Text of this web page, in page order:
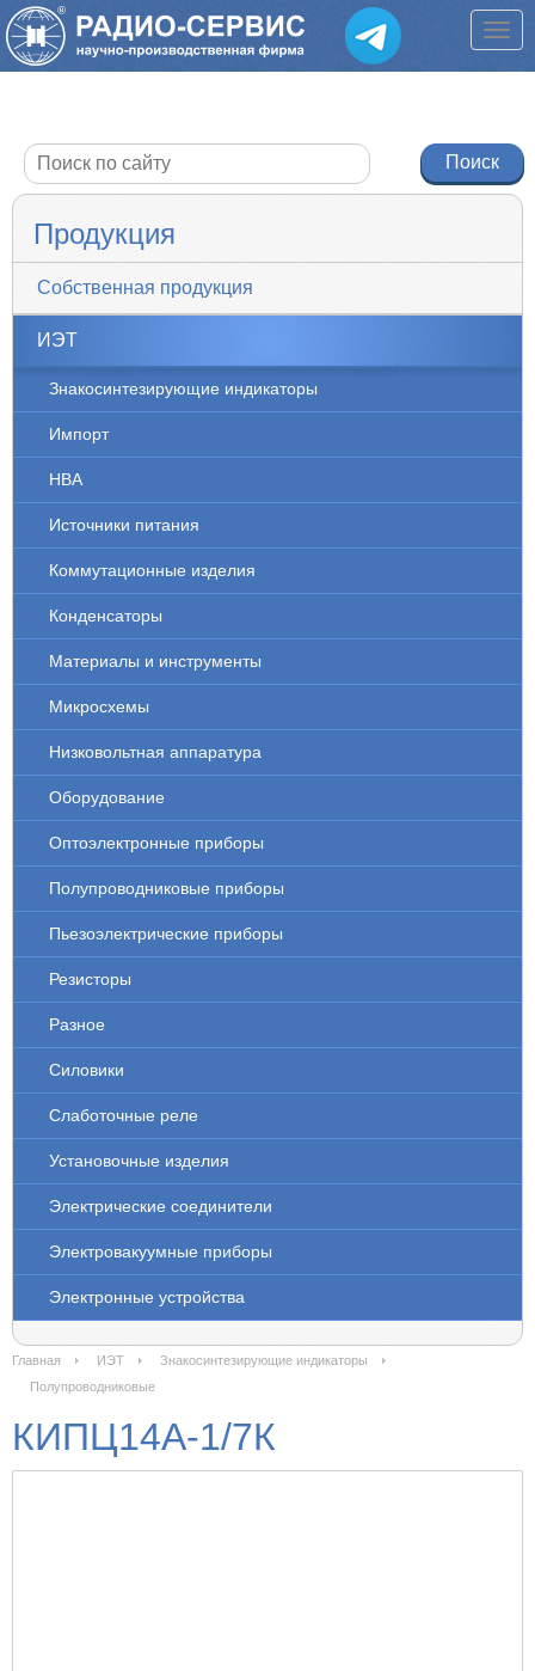
Продукция
Собственная продукция
ИЭТ
Знакосинтезирующие индикаторы
Импорт
НВА
Источники питания
Коммутационные изделия
Конденсаторы
Материалы и инструменты
Микросхемы
Низковольтная аппаратура
Оборудование
Оптоэлектронные приборы
Полупроводниковые приборы
Пьезоэлектрические приборы
Резисторы
Разное
Силовики
Слаботочные реле
Установочные изделия
Электрические соединители
Электровакуумные приборы
Электронные устройства
Главная ИЭТ
Знакосинтезирующие индикаторы
Полупроводниковые
КИПЦ14А-1/7К